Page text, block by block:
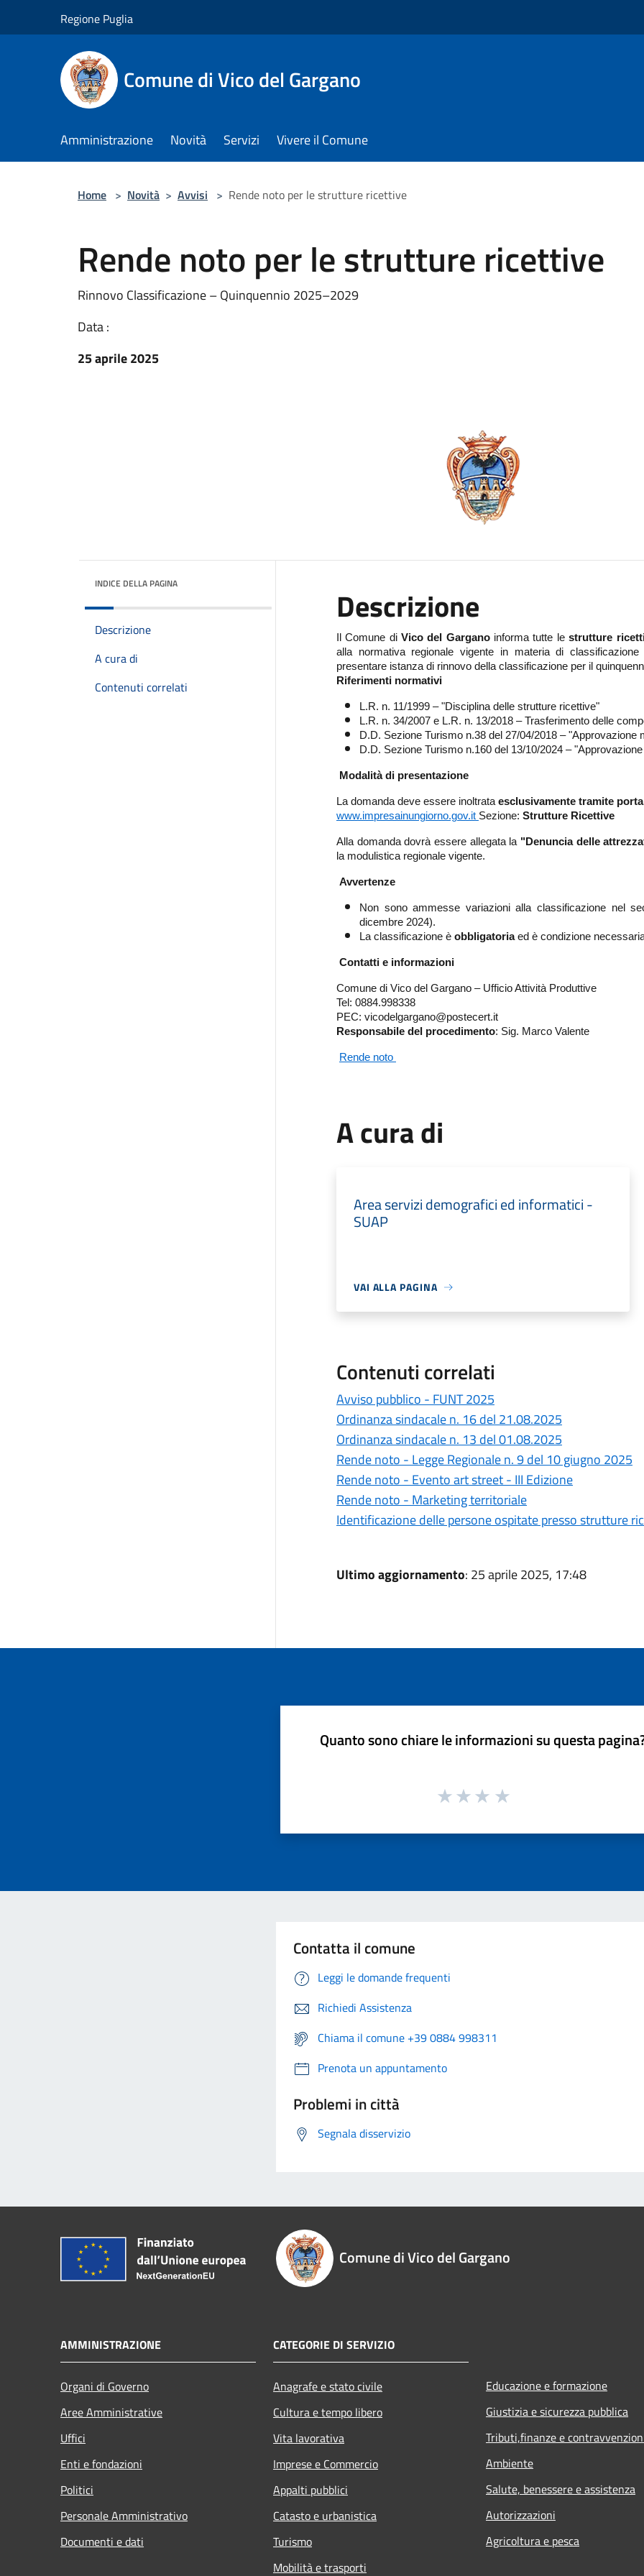
Regione Puglia
Comune di Vico del Gargano
Amministrazione Novità Servizi Vivere il Comune
Home > Novità > Avvisi > Rende noto per le strutture ricettive
Rende noto per le strutture ricettive
Rinnovo Classificazione – Quinquennio 2025–2029
Data :
25 aprile 2025
INDICE DELLA PAGINA
Descrizione
A cura di
Contenuti correlati
Descrizione
Il Comune diVico del Garganoinforma tutte lestrutture
alla normativa regionale vigente in materia di
presentare istanza di rinnovo della classificazione per il
Riferimenti normativi
L.R. n. 11/1999 – "Disciplina delle strutture ricettive"
L.R. n. 34/2007 e L.R. n. 13/2018 – Trasferimento delle
D.D. Sezione Turismo n.38 del 27/04/2018 – "Approvazione
D.D. Sezione Turismo n.160 del 13/10/2024 –
Modalità di presentazione
La domanda deve essere inoltrata esclusivamente tramite
www.impresainungiorno.gov.it Sezione: Strutture Ricettive
Alla domanda dovrà essere allegata la "Denuncia delle
la modulistica regionale vigente.
Avvertenze
Non sono ammesse variazioni alla classificazione nel
dicembre 2024).
La classificazione è obbligatoriaed è condizione
Contatti e informazioni
Comune di Vico del Gargano – Ufficio Attività Produttive
Tel: 0884.998338
PEC: vicodelgargano@postecert.it
Responsabile del procedimento: Sig. Marco Valente
Rende noto
A cura di
Area servizi demografici ed informatici -
SUAP
VAI ALLA PAGINA
Contenuti correlati
Avviso pubblico - FUNT 2025
Ordinanza sindacale n. 16 del 21.08.2025
Ordinanza sindacale n. 13 del 01.08.2025
Rende noto - Legge Regionale n. 9 del 10 giugno 2025
Rende noto - Evento art street - III Edizione
Rende noto - Marketing territoriale
Identificazione delle persone ospitate presso strutture
Ultimo aggiornamento: 25 aprile 2025, 17:48
Quanto sono chiare le informazioni su questa
Contatta il comune
Leggi le domande frequenti
Richiedi Assistenza
Chiama il comune +39 0884 998311
Prenota un appuntamento
Problemi in città
Segnala disservizio
Comune di Vico del Gargano
AMMINISTRAZIONE
Organi di Governo
Aree Amministrative
Uffici
Enti e fondazioni
Politici
Personale Amministrativo
Documenti e dati
CATEGORIE DI SERVIZIO
Anagrafe e stato civile
Cultura e tempo libero
Vita lavorativa
Imprese e Commercio
Appalti pubblici
Catasto e urbanistica
Turismo
Mobilità e trasporti
Educazione e formazione
Giustizia e sicurezza pubblica
Tributi,finanze e
Ambiente
Salute, benessere e assistenza
Autorizzazioni
Agricoltura e pesca